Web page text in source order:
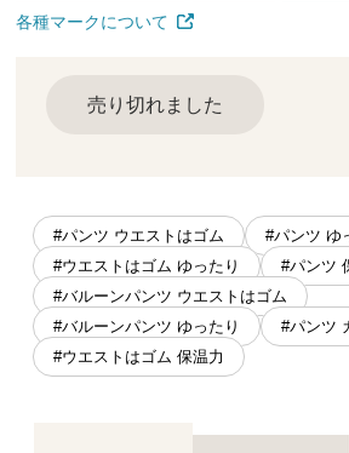
各種マークについて
売り切れました
#パンツ ウエストはゴム
#パンツ ゆ
#ウエストはゴム ゆったり
#パンツ
#バルーンパンツ ウエストはゴム
#バルーンパンツ ゆったり
#パンツ
#ウエストはゴム 保温力